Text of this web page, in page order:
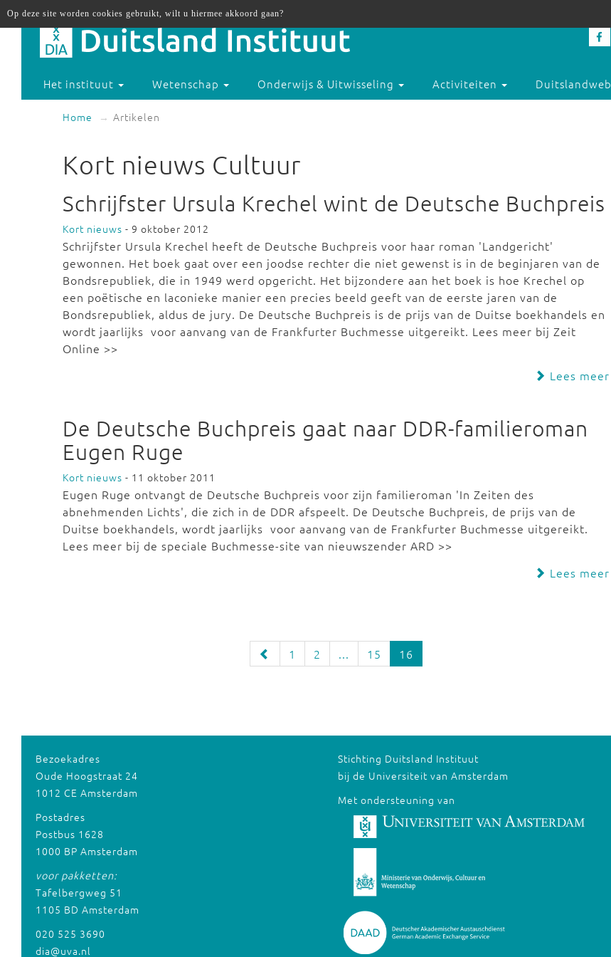
Het instituut Wetenschap Onderwijs & Uitwisseling Activiteiten Duitslandweb
Home Artikelen
Kort nieuws Cultuur
Schrijfster Ursula Krechel wint de Deutsche Buchpreis
Kort nieuws - 9 oktober 2012
Schrijfster Ursula Krechel heeft de Deutsche Buchpreis voor haar roman 'Landgericht'
gewonnen. Het boek gaat over een joodse rechter die niet gewenst is in de beginjaren van de
Bondsrepubliek, die in 1949 werd opgericht. Het bijzondere aan het boek is hoe Krechel op
een poëtische en laconieke manier een precies beeld geeft van de eerste jaren van de
Bondsrepubliek, aldus de jury. De Deutsche Buchpreis is de prijs van de Duitse boekhandels en
wordt jaarlijks voor aanvang van de Frankfurter Buchmesse uitgereikt. Lees meer bij Zeit
Online >>
Lees meer
De Deutsche Buchpreis gaat naar DDR-familieroman
Eugen Ruge
Kort nieuws - 11 oktober 2011
Eugen Ruge ontvangt de Deutsche Buchpreis voor zijn familieroman 'In Zeiten des
abnehmenden Lichts', die zich in de DDR afspeelt. De Deutsche Buchpreis, de prijs van de
Duitse boekhandels, wordt jaarlijks voor aanvang van de Frankfurter Buchmesse uitgereikt.
Lees meer bij de speciale Buchmesse-site van nieuwszender ARD >>
Lees meer
1 2 ... 15 16
Bezoekadres
Oude Hoogstraat 24
1012 CE Amsterdam
Postadres
Postbus 1628
1000 BP Amsterdam
voor pakketten:
Tafelbergweg 51
1105 BD Amsterdam
020 525 3690
dia@uva.nl
Stichting Duitsland Instituut
bij de Universiteit van Amsterdam
Met ondersteuning van
Op deze site worden cookies gebruikt, wilt u hiermee akkoord gaan?